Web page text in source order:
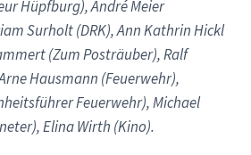
Hüpfburg), André Meier
Surholt (DRK), Ann Kathrin Hickl
(Zum Posträuber), Ralf
Hausmann (Feuerwehr),
Feuerwehr), Michael
Elina Wirth (Kino).